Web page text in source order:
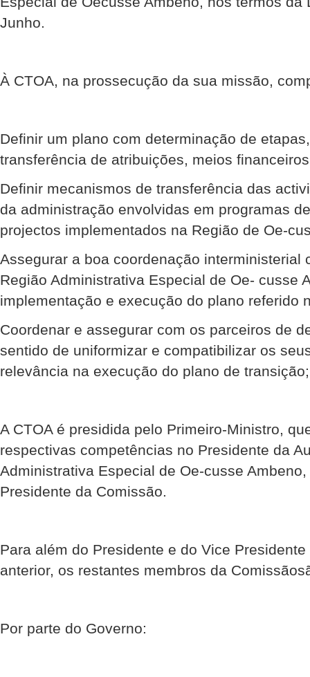
Junho.
À CTOA, na prossecução da sua missão,
Definir um plano com determinação de
transferência de atribuições, meios
Definir mecanismos de transferência das
da administração envolvidas em programas
projectos implementados na Região de Oe-
Assegurar a boa coordenação interministerial
Região Administrativa Especial de Oe- cusse
implementação e execução do plano referido
Coordenar e assegurar com os parceiros de
sentido de uniformizar e compatibilizar os
relevância na execução do plano de transição;
A CTOA é presidida pelo Primeiro-Ministro,
respectivas competências no Presidente da
Administrativa Especial de Oe-cusse
Presidente da Comissão.
Para além do Presidente e do Vice
anterior, os restantes membros da
Por parte do Governo: